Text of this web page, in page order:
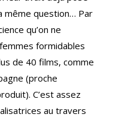
même question… Par
qu’on ne
formidables
de 40 films, comme
(proche
C’est assez
au travers